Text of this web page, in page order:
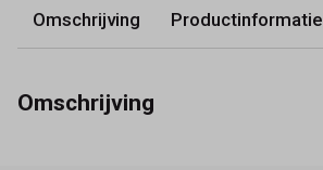
Omschrijving Productinformatie
Omschrijving